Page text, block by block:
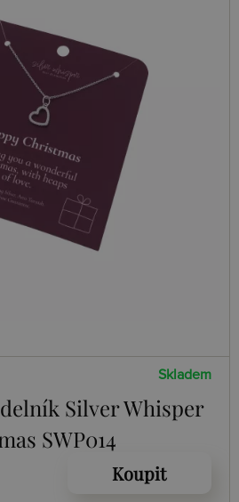
Skladem
Silver Whisper
SWP014
Koupit